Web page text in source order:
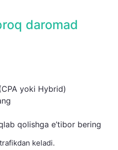
daromad
yoki Hybrid)
qolishga e’tibor bering
keladi.